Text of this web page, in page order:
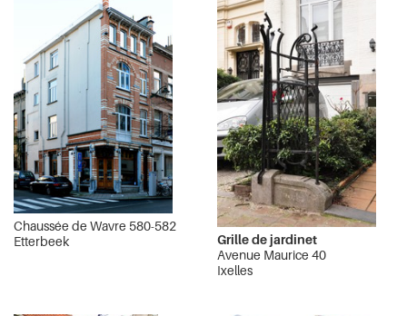
Chaussée de Wavre 580-582
Etterbeek
Grille de jardinet
Avenue Maurice 40
Ixelles